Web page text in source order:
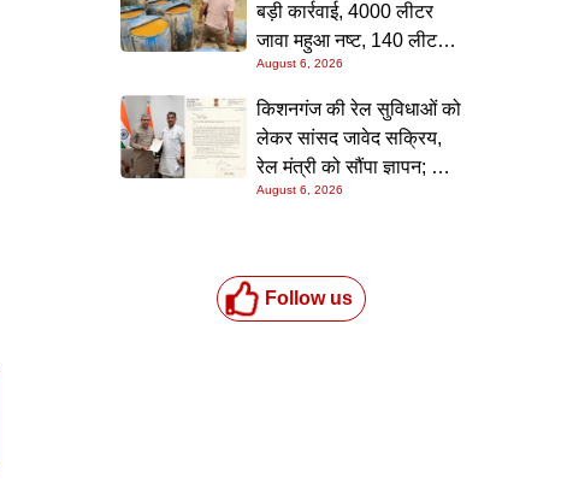
बड़ी कार्रवाई, 4000 लीटर
जावा महुआ नष्ट, 140 लीटर
चुलाई शराब बरामद; आरोपी
फरार
August 6, 2026
किशनगंज की रेल सुविधाओं को
लेकर सांसद जावेद सक्रिय,
रेल मंत्री को सौंपा ज्ञापन; दो
आरओबी समेत कई मांगें उठाईं
August 6, 2026
Follow us